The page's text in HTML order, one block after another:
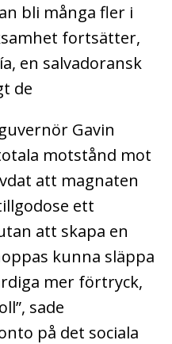
bli många fler i
fortsätter,
en salvadoransk
de
Gavin
motstånd mot
att magnaten
ett
att skapa en
kunna släppa
mer förtryck,
sade
på det sociala